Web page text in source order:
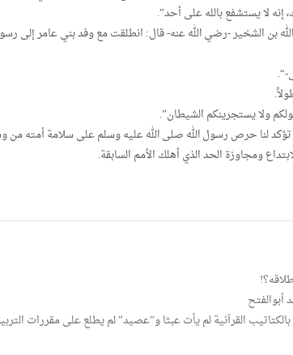
إنه لا يستشفع بالله على أحد”.
بن الشخير -رضي الله عنه- قال: انطلقت مع وفد بني عامر إلى
“.
ولا يستجرينكم الشيطان”.
تؤكد لنا حرص رسول الله صلى الله عليه وسلم على سلامة أمته
ومجاوزة الحد الذي أهلك الأمم السابقة.
بالكتاتيب القرآنية لم يأت عبثا و”عصيد” لم يطلع على مقررات